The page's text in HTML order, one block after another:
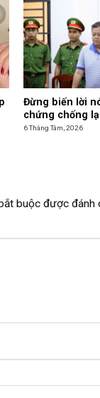
Đừng biến lời
chứng chống
6 Tháng Tám, 2026
buộc được đánh